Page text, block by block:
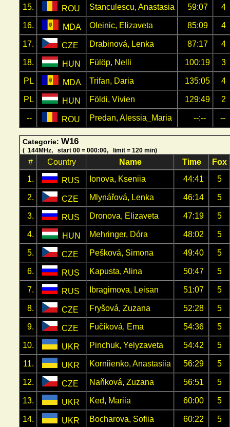
15. ROU Stanculescu, Anastasia 59:07 4
16. MDA Oleinic, Elizaveta 85:09 4
17. CZE Drabinová, Lenka 87:17 4
18. HUN Fülöp, Nelli 100:19 3
PL MDA Trifan, Daria 135:05 4
PL HUN Földi, Vivien 129:49 2
-- ROU Predan, Alessia_Maria --:-- --
Categorie: W16
( 144MHz, start 00 = 000:00, limit = 120 min)
# Country Name Time
Fox
1.
RUS Ionova, Kseniia 44:41 5
2. CZE Mlynářová, Lenka 46:14 5
3. RUS Dronova, Elizaveta 47:19 5
4. HUN Mehringer, Dóra 48:02 5
5. CZE Pešková, Simona 49:40 5
6. RUS Kapusta, Alina 50:47 5
7. RUS Ibragimova, Leisan 51:07 5
8. CZE Fryšová, Zuzana 52:28 5
9. CZE Fučíková, Ema 54:36 5
10. UKR Pinchuk, Yelyzaveta 54:42 5
11. UKR Korniienko, Anastasiia 56:29 5
12. CZE Naňková, Zuzana 56:51 5
13. UKR Ked, Mariia 60:00 5
14. UKR Bocharova, Sofiia 60:22 5